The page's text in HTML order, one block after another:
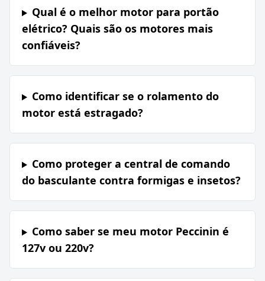
Qual é o melhor motor para portão
elétrico? Quais são os motores mais
confiáveis?
Como identificar se o rolamento do
motor está estragado?
Como proteger a central de comando
do basculante contra formigas e insetos?
Como saber se meu motor Peccinin é
127v ou 220v?